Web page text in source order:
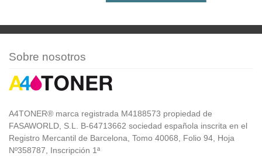
Sobre nosotros
A4TONER® marca registrada M4188573 propiedad de
FASAWORLD, S.L. B-64713662 sociedad española inscrita en el
Registro Mercantil de Barcelona, Tomo 40068, Folio 94, Hoja
Nº358787, Inscripción 1ª